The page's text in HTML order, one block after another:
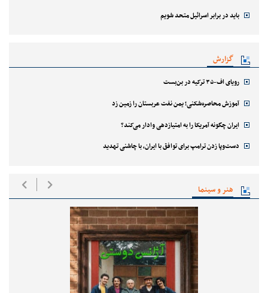
باید در برابر اسرائیل متحد شویم
گزارش
رویای اف-۳۵ ترکیه در بن‌بست
آموزش محاصره‌شکنی؛ یمن نفت عربستان را زمین زد
ایران چگونه آمریکا را به امتیازدهی وادار می‌کند؟
دست‌وپا زدن ترامپ برای توافق با ایران، با چاشنی تهدید
هنر و سینما